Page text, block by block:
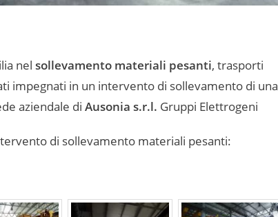
nel sollevamento materiali pesanti, trasporti
impegnati in un intervento di sollevamento di una
aziendale di Ausonia s.r.l. Gruppi Elettrogeni
di sollevamento materiali pesanti: